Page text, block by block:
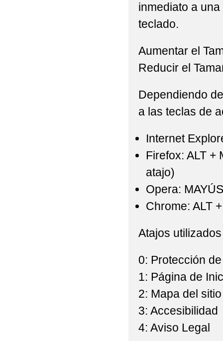
inmediato a
teclado.
Aumentar el
Reducir el
Dependiendo
a las teclas de
Internet
Firefox: ALT +
atajo)
Opera:
Chrome: ALT
Atajos
0: Protección
1: Página de
2: Mapa del sitio
3: Accesibilidad
4: Aviso Legal